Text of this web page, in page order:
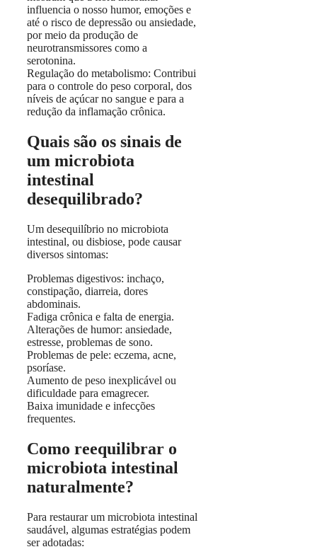
influencia o nosso humor, emoções e
até o risco de depressão ou ansiedade,
por meio da produção de
neurotransmissores como a
serotonina.
Regulação do metabolismo: Contribui
para o controle do peso corporal, dos
níveis de açúcar no sangue e para a
redução da inflamação crônica.
Quais são os sinais de
um microbiota
intestinal
desequilibrado?
Um desequilíbrio no microbiota
intestinal, ou disbiose, pode causar
diversos sintomas:
Problemas digestivos: inchaço,
constipação, diarreia, dores
abdominais.
Fadiga crônica e falta de energia.
Alterações de humor: ansiedade,
estresse, problemas de sono.
Problemas de pele: eczema, acne,
psoríase.
Aumento de peso inexplicável ou
dificuldade para emagrecer.
Baixa imunidade e infecções
frequentes.
Como reequilibrar o
microbiota intestinal
naturalmente?
Para restaurar um microbiota intestinal
saudável, algumas estratégias podem
ser adotadas: